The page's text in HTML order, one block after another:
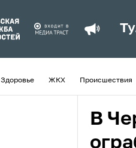
Здоровье ЖКХ Происшествия
В